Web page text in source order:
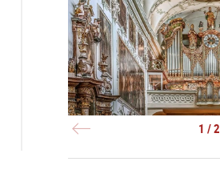
1 / 2